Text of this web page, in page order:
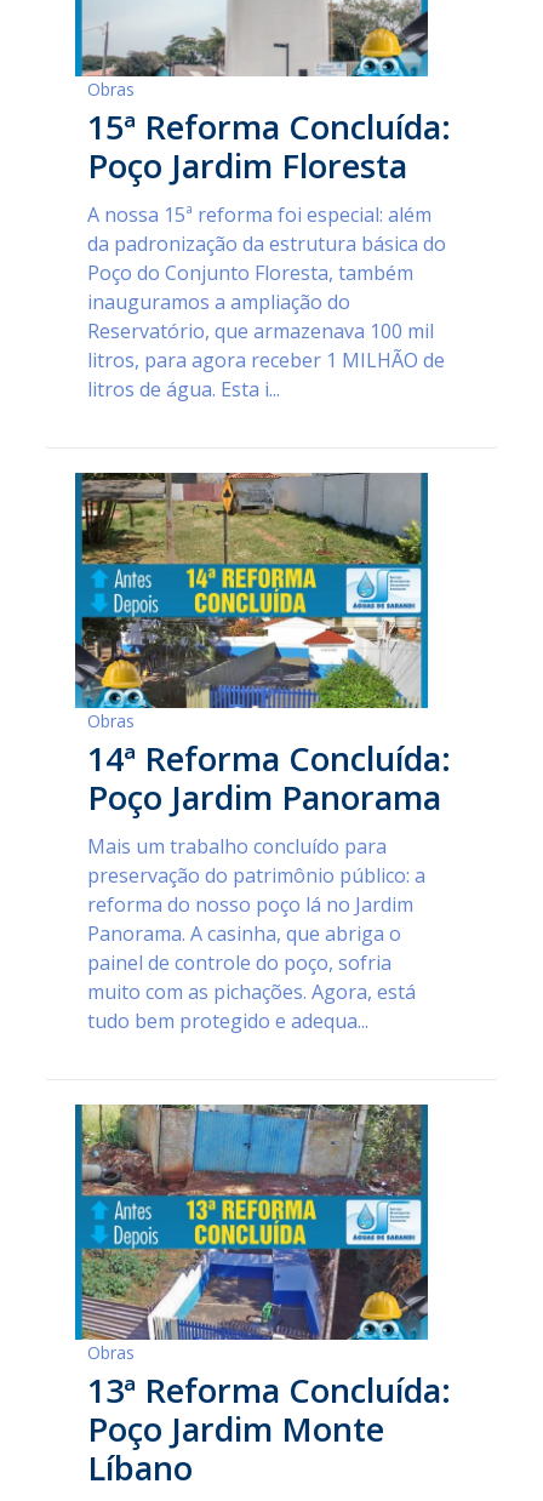
Obras
15ª Reforma Concluída:
Poço Jardim Floresta
A nossa 15ª reforma foi especial: além
da padronização da estrutura básica do
Poço do Conjunto Floresta, também
inauguramos a ampliação do
Reservatório, que armazenava 100 mil
litros, para agora receber 1 MILHÃO de
litros de água. Esta i...
Obras
14ª Reforma Concluída:
Poço Jardim Panorama
Mais um trabalho concluído para
preservação do patrimônio público: a
reforma do nosso poço lá no Jardim
Panorama. A casinha, que abriga o
painel de controle do poço, sofria
muito com as pichações. Agora, está
tudo bem protegido e adequa...
Obras
13ª Reforma Concluída:
Poço Jardim Monte
Líbano